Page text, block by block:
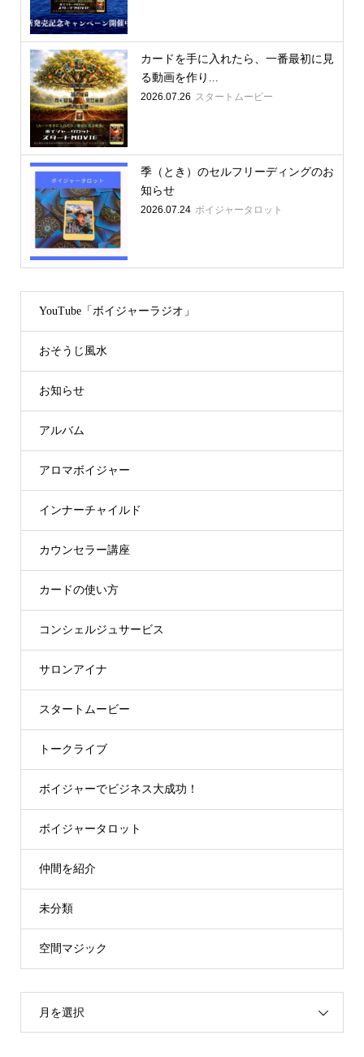
カードを手に入れたら、一番最初に見
る動画を作り...
2026.07.26 スタートムービー
季（とき）のセルフリーディングのお
知らせ
2026.07.24 ボイジャータロット
YouTube「ボイジャーラジオ」
おそうじ風水
お知らせ
アルバム
アロマボイジャー
インナーチャイルド
カウンセラー講座
カードの使い方
コンシェルジュサービス
サロンアイナ
スタートムービー
トークライブ
ボイジャーでビジネス大成功！
ボイジャータロット
仲間を紹介
未分類
空間マジック
月を選択